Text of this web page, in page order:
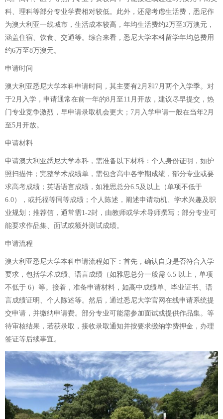
科、理科等部分专业学费相对较低。此外，还需考虑生活费，悉尼作
为澳大利亚一线城市，生活成本较高，年均生活费约2万至3万澳元，
涵盖住宿、饮食、交通等。综合来看，悉尼大学本科留学年均总费用
约6万至8万澳元。
申请时间
澳大利亚悉尼大学本科申请时间，其主要有2月和7月两个入学季。对
于2月入学，申请通常在前一年的8月至11月开放，建议尽早提交，热
门专业竞争激烈，早申请录取机会更大；7月入学申请一般在当年2月
至5月开放。
申请材料
申请澳大利亚悉尼大学本科，需准备以下材料：个人身份证明，如护
照扫描件；完整学术成绩单，需包含高中各学期成绩，部分专业或要
求高考成绩；英语语言成绩，如雅思总分6.5及以上（单项不低于
6.0），或托福等同等成绩；个人陈述，阐述申请动机、学术兴趣及职
业规划；推荐信，通常需1-2封，由教师或学术导师撰写；部分专业可
能要求作品集、面试或额外测试成绩。
申请流程
澳大利亚悉尼大学本科申请流程如下：首先，确认自身是否符合入学
要求，包括学术成绩、语言成绩（如雅思总分一般需 6.5 以上，单项
不低于 6）等。接着，准备申请材料，如高中成绩单、毕业证书、语
言成绩证明、个人陈述等。然后，通过悉尼大学官网在线申请系统提
交申请，并缴纳申请费。部分专业可能需参加面试或提供作品集。等
待审核结果，若获录取，接收录取通知并按要求缴纳学费押金，办理
签证等后续事宜。